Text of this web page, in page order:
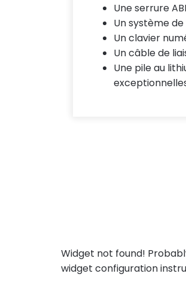
Une serrure
Un système de
Un clavier
Un câble de
Une pile au
Widget not found!
widget configuration